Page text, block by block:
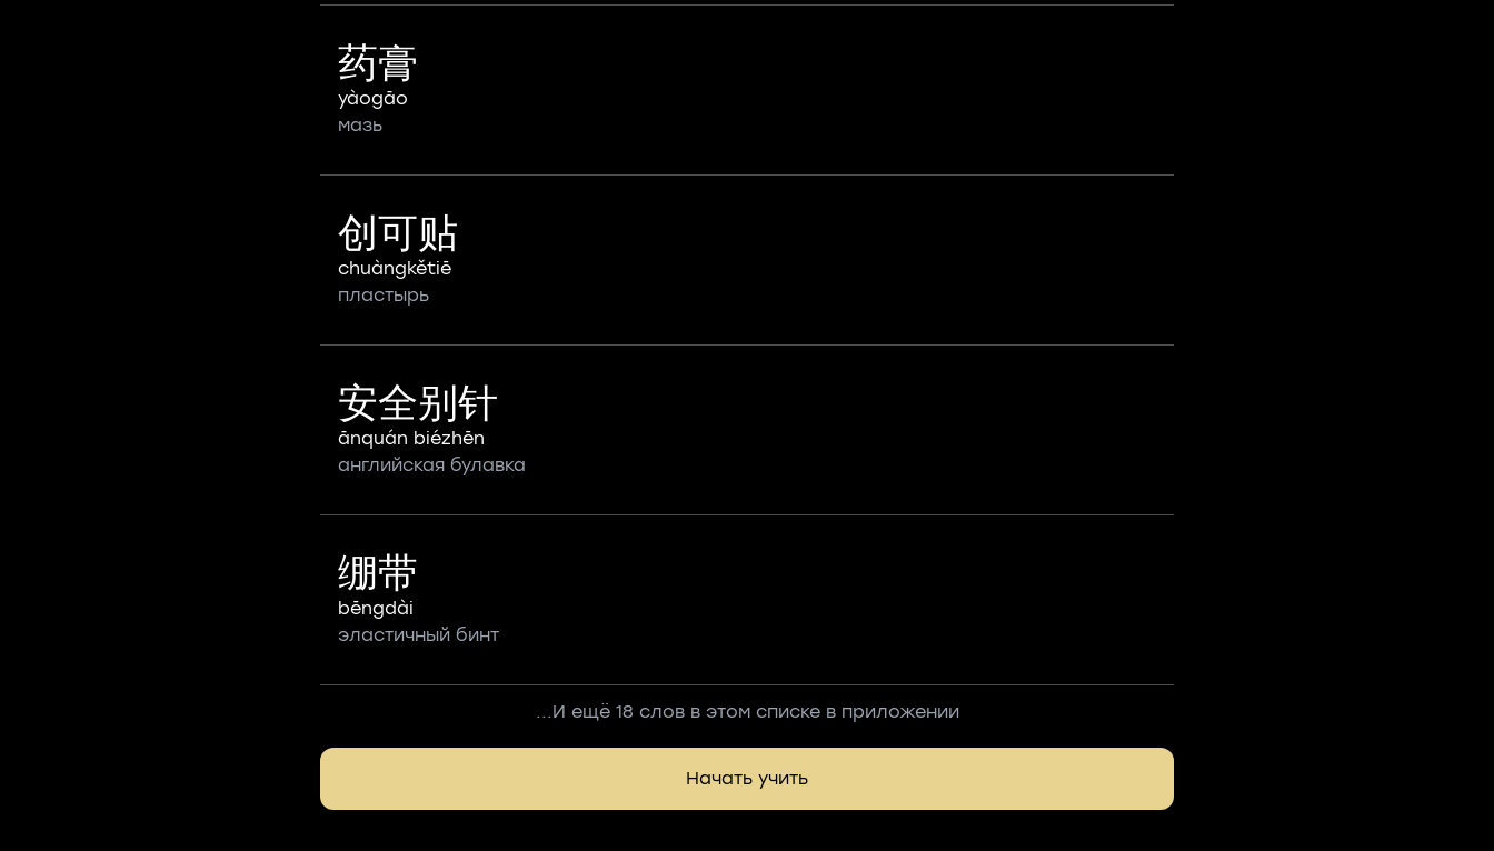
药膏
yàogāo
мазь
创可贴
chuàngkětiē
пластырь
安全别针
ānquán biézhēn
английская булавка
绷带
bēngdài
эластичный бинт
...И ещё 18 слов в этом списке в приложении
Начать учить